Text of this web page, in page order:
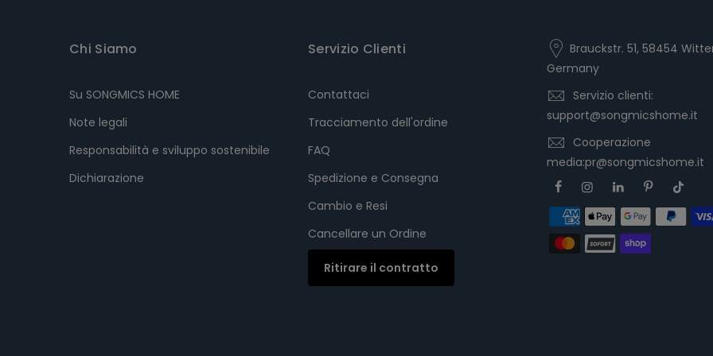
Chi Siamo
Su SONGMICS HOME
Note legali
Responsabilità e sviluppo sostenibile
Dichiarazione
Servizio Clienti
Contattaci
Tracciamento dell'ordine
FAQ
Spedizione e Consegna
Cambio e Resi
Cancellare un Ordine
Ritirare il contratto
Brauckstr. 51, 58454
Germany
Servizio clienti:
support@songmicshome.it
Cooperazione
media:pr@songmicshome.it